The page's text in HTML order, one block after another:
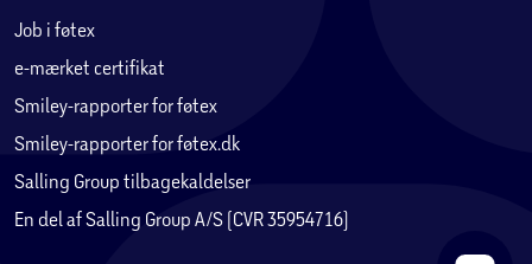
Job i føtex
e-mærket certifikat
Smiley-rapporter for føtex
Smiley-rapporter for føtex.dk
Salling Group tilbagekaldelser
En del af Salling Group A/S (CVR 35954716)